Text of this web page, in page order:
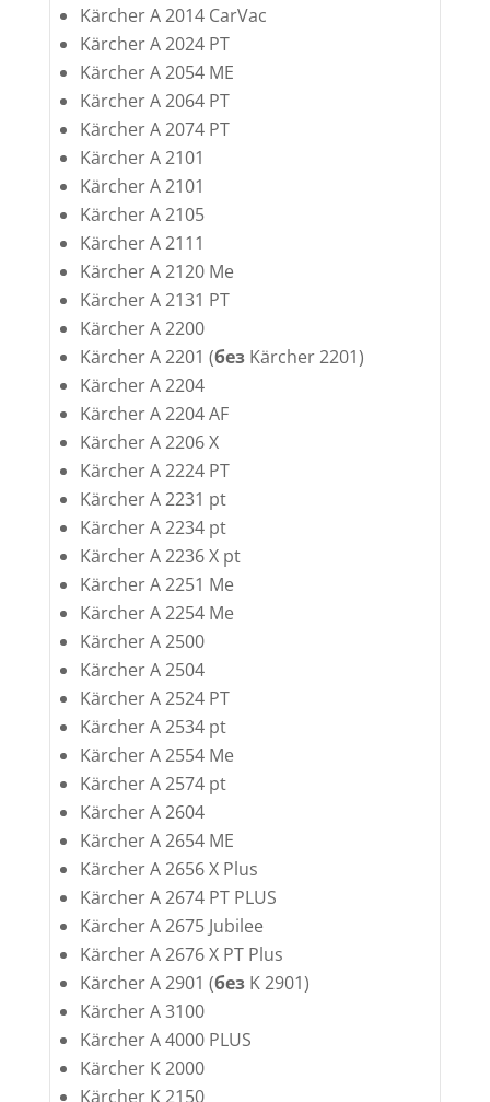
Kärcher A 2014 CarVac
Kärcher A 2024 PT
Kärcher A 2054 ME
Kärcher A 2064 PT
Kärcher A 2074 PT
Kärcher A 2101
Kärcher A 2101
Kärcher A 2105
Kärcher A 2111
Kärcher A 2120 Me
Kärcher A 2131 PT
Kärcher A 2200
Kärcher A 2201 (без Kärcher 2201)
Kärcher A 2204
Kärcher A 2204 AF
Kärcher A 2206 X
Kärcher A 2224 PT
Kärcher A 2231 pt
Kärcher A 2234 pt
Kärcher A 2236 X pt
Kärcher A 2251 Me
Kärcher A 2254 Me
Kärcher A 2500
Kärcher A 2504
Kärcher A 2524 PT
Kärcher A 2534 pt
Kärcher A 2554 Me
Kärcher A 2574 pt
Kärcher A 2604
Kärcher A 2654 ME
Kärcher A 2656 X Plus
Kärcher A 2674 PT PLUS
Kärcher A 2675 Jubilee
Kärcher A 2676 X PT Plus
Kärcher A 2901 (без K 2901)
Kärcher A 3100
Kärcher A 4000 PLUS
Kärcher K 2000
Kärcher K 2150